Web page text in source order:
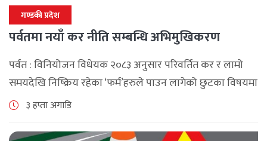
गण्डकी प्रदेश
पर्वतमा नयाँ कर नीति सम्बन्धि अभिमुखिकरण
पर्वत : विनियोजन विधेयक २०८३ अनुसार परिवर्तित कर र लामो
समयदेखि निष्क्रिय रहेका ‘फर्म’हरुले पाउन लागेको छुटका विषयमा
पर्वतमा अन्तरक्रिया भएको छ , आन्तरिक राजश्व कार्यालय बागलुङ
३ हप्ता अगाडि